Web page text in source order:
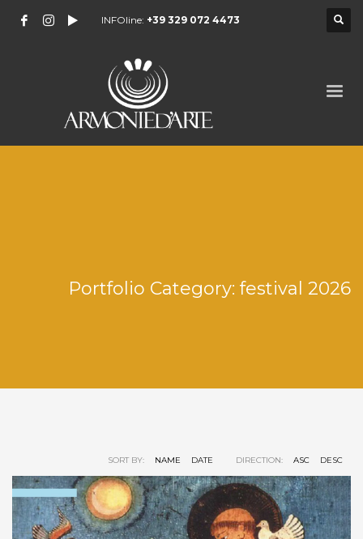
INFOline: +39 329 072 4473
Portfolio Category: festival 2026
SORT BY: NAME DATE DIRECTION: ASC DESC